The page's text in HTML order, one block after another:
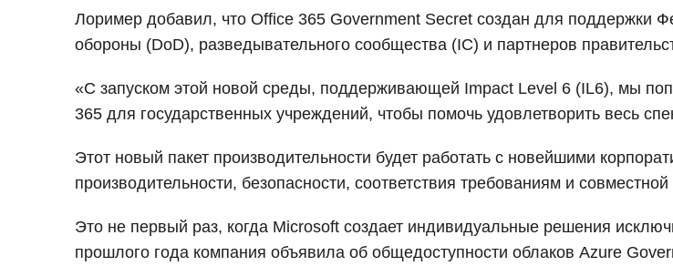
Лоример добавил, что Office 365 Government Secret создан для поддержки
обороны (DoD), разведывательного сообщества (IC) и партнеров
«С запуском этой новой среды, поддерживающей Impact Level 6 (IL6), мы
365 для государственных учреждений, чтобы помочь удовлетворить весь
Этот новый пакет производительности будет работать с новейшими
производительности, безопасности, соответствия требованиям и
Это не первый раз, когда Microsoft создает индивидуальные решения
прошлого года компания объявила об общедоступности облаков Azure